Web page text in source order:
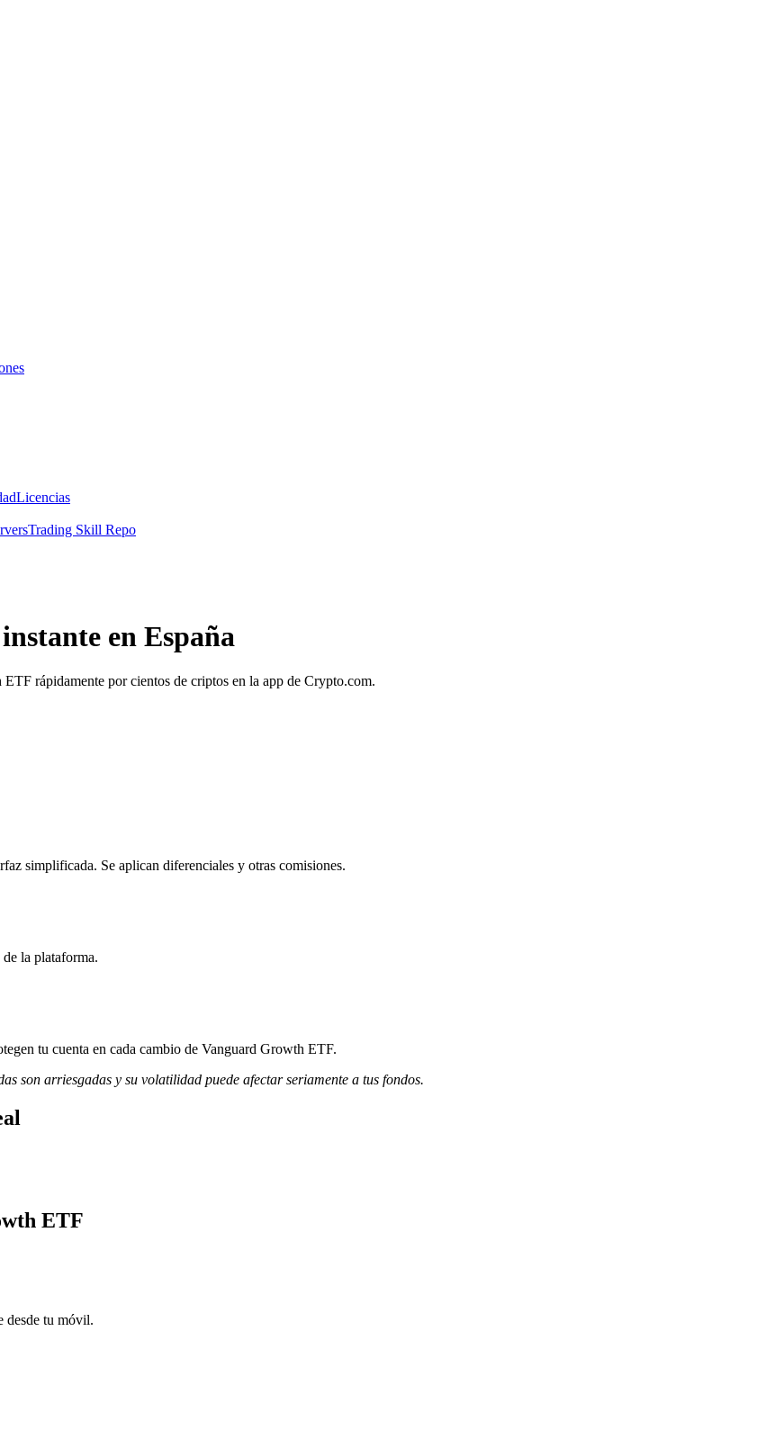
Licencias
Trading Skill Repo
en España
rápidamente por cientos de criptos en la app de Crypto.com.
simplificada. Se aplican diferenciales y otras comisiones.
la plataforma.
tu cuenta en cada cambio de Vanguard Growth ETF.
son arriesgadas y su volatilidad puede afectar seriamente a tus fondos.
ETF
desde tu móvil.